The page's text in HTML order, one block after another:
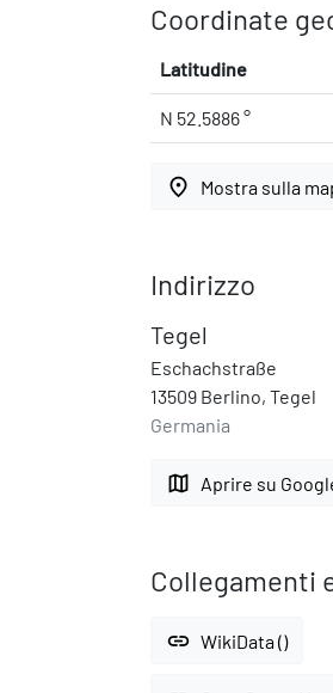
Coordinate
Latitudine
N 52.5886 °
place Mostra sulla
Indirizzo
Tegel
Eschachstraße
13509 Berlino, Tegel
Germania
map Aprire su
Collegamenti
link WikiData ()